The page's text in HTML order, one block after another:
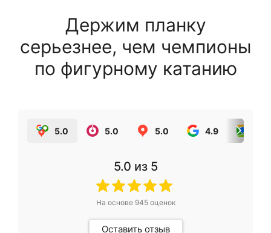
Держим планку
серьезнее, чем чемпионы
по фигурному катанию
5.0 5.0 5.0 4.9
5.0 из 5
На основе 945оценок
Оставить отзыв